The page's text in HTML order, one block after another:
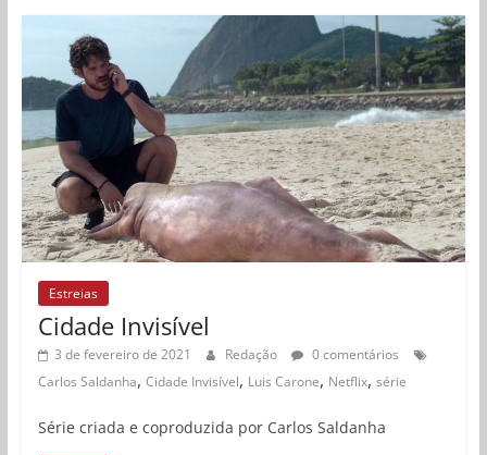
Estreias
Cidade Invisível
3 de fevereiro de 2021 Redação
0 comentários
Carlos Saldanha, Cidade Invisível, Luis Carone, Netflix, série
Série criada e coproduzida por Carlos Saldanha